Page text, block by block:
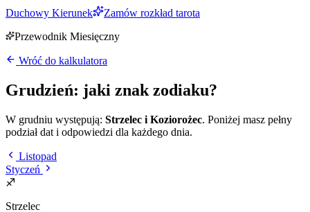
Duchowy Kierunek
Zamów rozkład tarota
Przewodnik Miesięczny
Wróć do kalkulatora
Grudzień: jaki znak zodiaku?
W grudniu występują: Strzelec i Koziorożec. Poniżej masz pełny
podział dat i odpowiedzi dla każdego dnia.
Listopad
Styczeń
♐
Strzelec